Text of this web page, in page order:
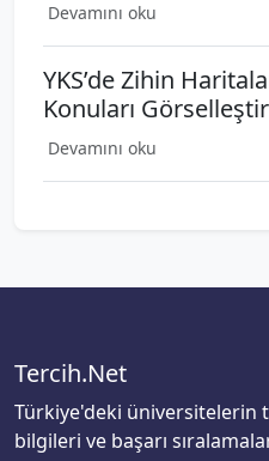
Devamını oku
YKS’de Zihin
Konuları
Devamını oku
Tercih.Net
Türkiye'deki üniversitelerin
bilgileri ve başarı